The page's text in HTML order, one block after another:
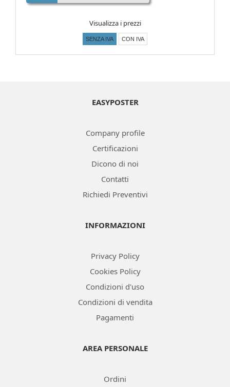
Visualizza i prezzi
SENZA IVA CON IVA
EASYPOSTER
Company profile
Certificazioni
Dicono di noi
Contatti
Richiedi Preventivi
INFORMAZIONI
Privacy Policy
Cookies Policy
Condizioni d'uso
Condizioni di vendita
Pagamenti
AREA PERSONALE
Ordini